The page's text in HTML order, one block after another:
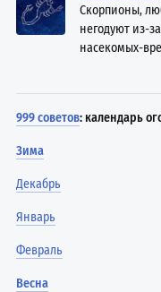
Скорпионы,
негодуют из-
насекомых-
999 советов: календарь
Зима
Декабрь
Январь
Февраль
Весна